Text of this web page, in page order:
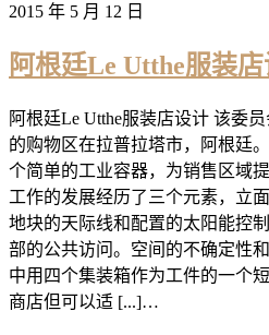
2015 年 5 月 12 日
阿根廷Le Utthe服装
阿根廷Le Utthe服装店设计 该委
的购物区在拉普拉塔市，阿根廷
个简单的工业容器，为销售区域
工作的发展经历了三个元素，立
地块的天际线和配置的太阳能控
部的公共访问。空间的不确定性
中用四个集装箱作为工件的一个
商店但可以适 [...]…